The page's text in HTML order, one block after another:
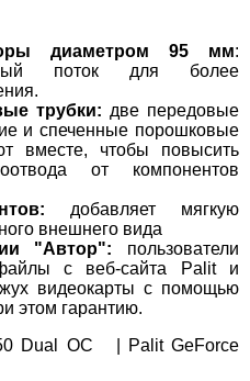
диаметром 95 мм:
поток для более
трубки: две передовые
и спеченные порошковые
вместе, чтобы повысить
от компонентов
добавляет мягкую
внешнего вида
"Автор": пользователи
файлы с веб-сайта Palit и
видеокарты с помощью
этом гарантию.
Dual OC | Palit GeForce